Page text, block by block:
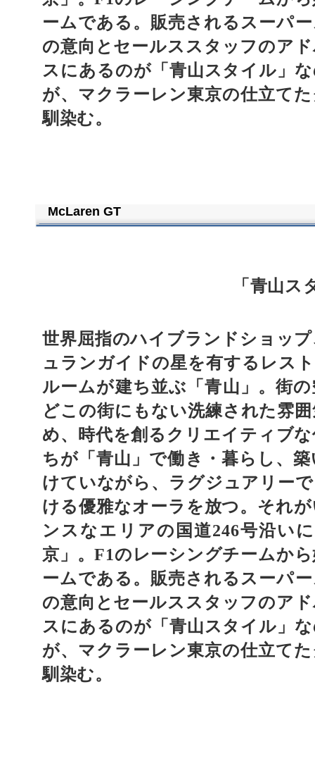
ームである。販売されるスーパ
の意向とセールススタッフのア
スにあるのが「青山スタイル」
が、マクラーレン東京の仕立て
馴染む。
McLaren GT
「青山
世界屈指のハイブランドショッ
ュランガイドの星を有するレス
ルームが建ち並ぶ「青山」。街
どこの街にもない洗練された雰
め、時代を創るクリエイティブ
ちが「青山」で働き・暮らし、
けていながら、ラグジュアリー
ける優雅なオーラを放つ。それ
ンスなエリアの国道246号沿い
京」。F1のレーシングチームか
ームである。販売されるスーパ
の意向とセールススタッフのア
スにあるのが「青山スタイル」
が、マクラーレン東京の仕立て
馴染む。